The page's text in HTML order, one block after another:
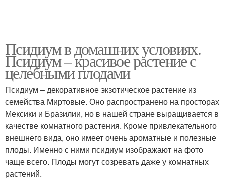
Псидиум в домашних условиях.
Псидиум – красивое растение с
целебными плодами
Псидиум – декоративное экзотическое растение из
семейства Миртовые. Оно распространено на просторах
Мексики и Бразилии, но в нашей стране выращивается в
качестве комнатного растения. Кроме привлекательного
внешнего вида, оно имеет очень ароматные и полезные
плоды. Именно с ними псидиум изображают на фото
чаще всего. Плоды могут созревать даже у комнатных
растений.